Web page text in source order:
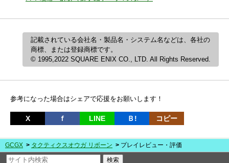
記載されている会社名・製品名・システム名などは、各社の
商標、または登録商標です。
© 1995,2022 SQUARE ENIX CO., LTD. All Rights Reserved.
参考になった場合はシェアで応援をお願いします！
X ｆ LINE Ｂ! コピー
GCGX タクティクスオウガ リボーン プレイレビュー・評価